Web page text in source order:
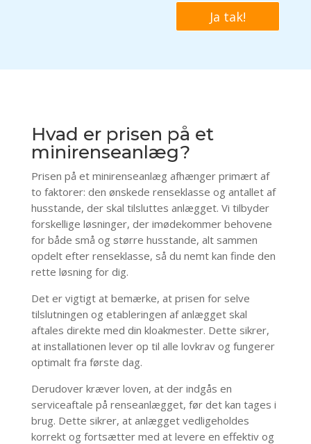
Ja tak!
Hvad er prisen på et
minirenseanlæg?
Prisen på et minirenseanlæg afhænger primært af
to faktorer: den ønskede renseklasse og antallet af
husstande, der skal tilsluttes anlægget. Vi tilbyder
forskellige løsninger, der imødekommer behovene
for både små og større husstande, alt sammen
opdelt efter renseklasse, så du nemt kan finde den
rette løsning for dig.
Det er vigtigt at bemærke, at prisen for selve
tilslutningen og etableringen af anlægget skal
aftales direkte med din kloakmester. Dette sikrer,
at installationen lever op til alle lovkrav og fungerer
optimalt fra første dag.
Derudover kræver loven, at der indgås en
serviceaftale på renseanlægget, før det kan tages i
brug. Dette sikrer, at anlægget vedligeholdes
korrekt og fortsætter med at levere en effektiv og